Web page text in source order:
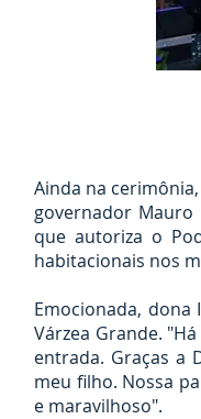
Ainda na
governador Mauro
que autoriza o
habitacionais nos
Emocionada,
Várzea Grande.
entrada. Graças a
meu filho. Nossa
e maravilhoso".